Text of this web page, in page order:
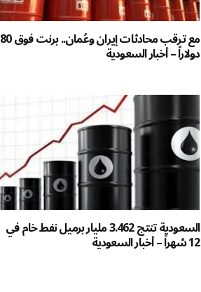
مع ترقب محادثات إيران وعُمان.. برنت فوق 80
دولاراً – أخبار السعودية
السعودية تنتج 3.462 مليار برميل نفط خام في
12 شهراً – أخبار السعودية